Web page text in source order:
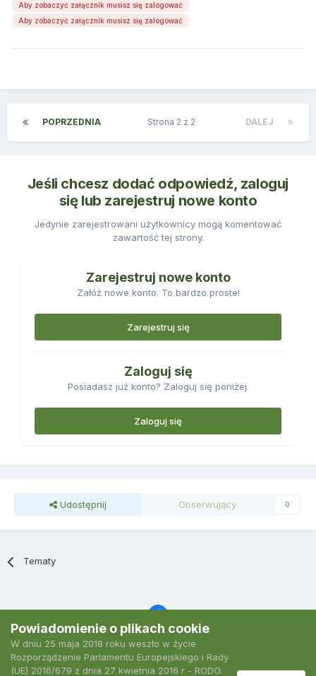
Aby zobaczyć załącznik musisz się zalogować
Aby zobaczyć załącznik musisz się zalogować
POPRZEDNIA DALEJ
Strona 2 z 2
Jeśli chcesz dodać odpowiedź, zaloguj
się lub zarejestruj nowe konto
Jedynie zarejestrowani użytkownicy mogą komentować
zawartość tej strony.
Zarejestruj nowe konto
Załóż nowe konto. To bardzo proste!
Zarejestruj się
Zaloguj się
Posiadasz już konto? Zaloguj się poniżej.
Zaloguj się
Udostępnij Obserwujący 0
Tematy
Język Polityka prywatności Kontakt
2007-2026 Podkarpacki Serwis Wędkarski
Powiadomienie o plikach cookie
W dniu 25 maja 2018 roku weszło w życie
Rozporządzenie Parlamentu Europejskiego i Rady
(UE) 2016/679 z dnia 27 kwietnia 2016 r - RODO.